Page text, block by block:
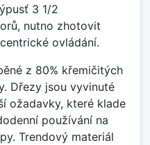
3 1/2
nutno zhotovit
ovládání.
z 80% křemičitých
Dřezy jsou vyvinuté
ožadavky, které klade
používání na
Trendový materiál